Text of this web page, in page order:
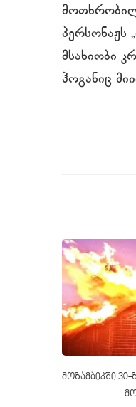
პერსონაჟს
მსახიობი
ჰოგანიც
მოზამბიკში 30-